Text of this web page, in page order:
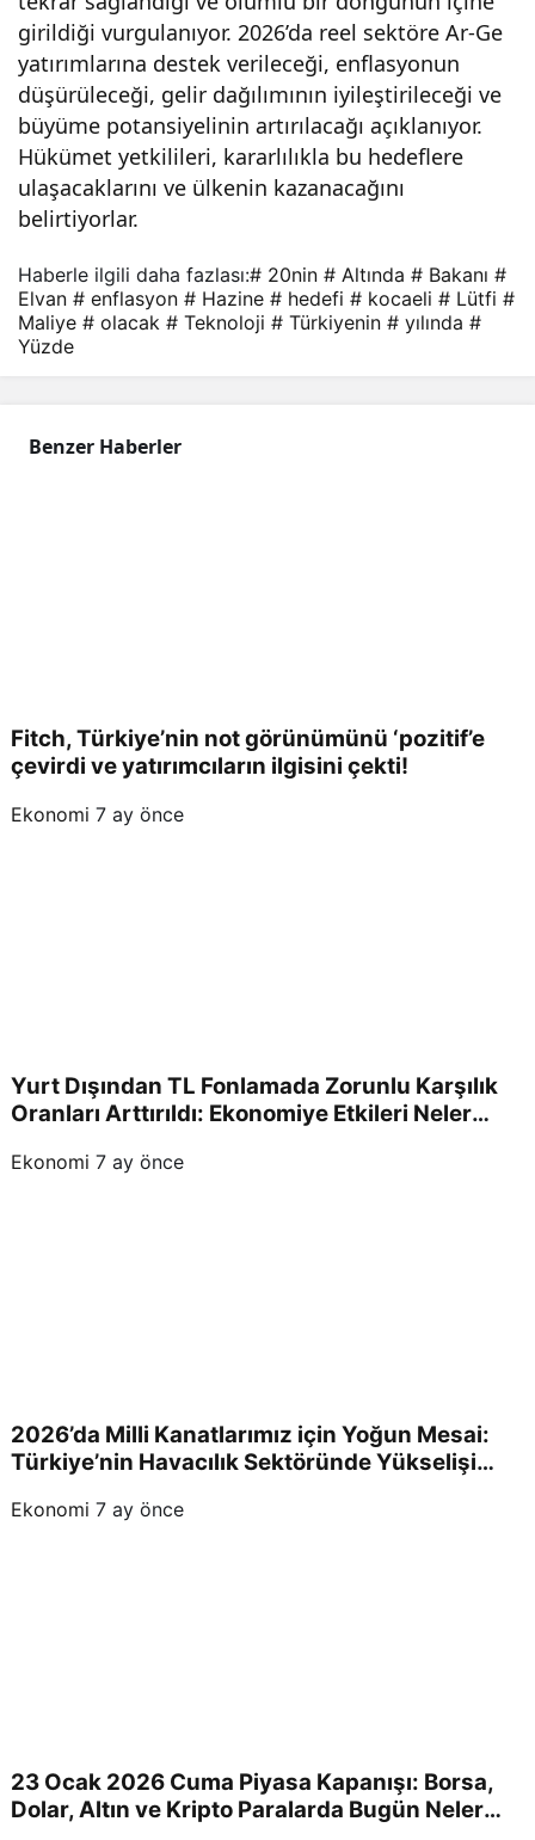
girildiği vurgulanıyor. 2026’da reel sektöre Ar-Ge
yatırımlarına destek verileceği, enflasyonun
düşürüleceği, gelir dağılımının iyileştirileceği ve
büyüme potansiyelinin artırılacağı açıklanıyor.
Hükümet yetkilileri, kararlılıkla bu hedeflere
ulaşacaklarını ve ülkenin kazanacağını
belirtiyorlar.
Haberle ilgili daha fazlası:# 20nin # Altında # Bakanı #
Elvan # enflasyon # Hazine # hedefi # kocaeli # Lütfi #
Maliye # olacak # Teknoloji # Türkiyenin # yılında #
Yüzde
Benzer Haberler
Fitch, Türkiye’nin not görünümünü ‘pozitif’e
çevirdi ve yatırımcıların ilgisini çekti!
Ekonomi 7 ay önce
Yurt Dışından TL Fonlamada Zorunlu Karşılık
Oranları Arttırıldı: Ekonomiye Etkileri Neler
Ekonomi 7 ay önce
2026’da Milli Kanatlarımız için Yoğun Mesai:
Türkiye’nin Havacılık Sektöründe Yükselişi
Ekonomi 7 ay önce
23 Ocak 2026 Cuma Piyasa Kapanışı: Borsa,
Dolar, Altın ve Kripto Paralarda Bugün Neler